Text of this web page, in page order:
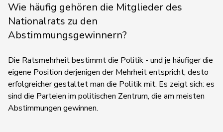
Wie häufig gehören die Mitglieder des
Nationalrats zu den
Abstimmungsgewinnern?
Die Ratsmehrheit bestimmt die Politik - und je häufiger die
eigene Position derjenigen der Mehrheit entspricht, desto
erfolgreicher gestaltet man die Politik mit. Es zeigt sich: es
sind die Parteien im politischen Zentrum, die am meisten
Abstimmungen gewinnen.